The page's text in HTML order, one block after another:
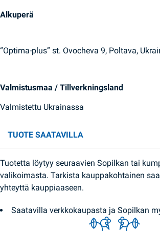
Alkuperä
“Optima-plus” st. Ovocheva 9, Poltava,
Valmistusmaa / Tillverkningsland
Valmistettu Ukrainassa
TUOTE SAATAVILLA
Tuotetta löytyy seuraavien Sopilkan tai
valikoimasta. Tarkista kauppakohtainen
yhteyttä kauppiaaseen.
Saatavilla verkkokaupasta ja Sopilkan